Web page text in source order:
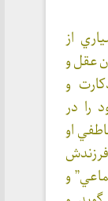
از
عقل و
و
را در
او
و